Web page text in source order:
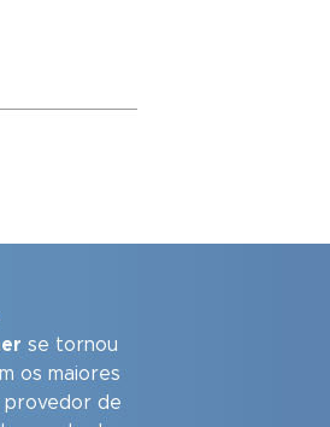
se tornou
os maiores
provedor de